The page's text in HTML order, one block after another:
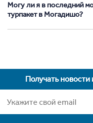
Могу ли я в последний
турпакет в Могадишо?
Получать